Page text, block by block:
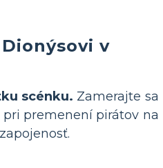
v
scénku. Zamerajte sa
premenení pirátov na